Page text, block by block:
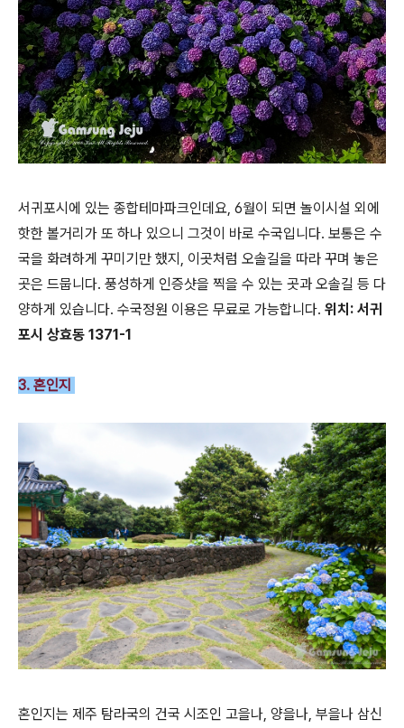
서귀포시에 있는 종합테마파크인데요, 6월이 되면 놀이시설 외에
핫한 볼거리가 또 하나 있으니 그것이 바로 수국입니다. 보통은 수
국을 화려하게 꾸미기만 했지, 이곳처럼 오솔길을 따라 꾸며 놓은
곳은 드뭅니다. 풍성하게 인증샷을 찍을 수 있는 곳과 오솔길 등 다
양하게 있습니다. 수국정원 이용은 무료로 가능합니다. 위치: 서귀
포시 상효동 1371-1
3. 혼인지
혼인지는 제주 탐라국의 건국 시조인 고을나, 양을나, 부을나 삼신